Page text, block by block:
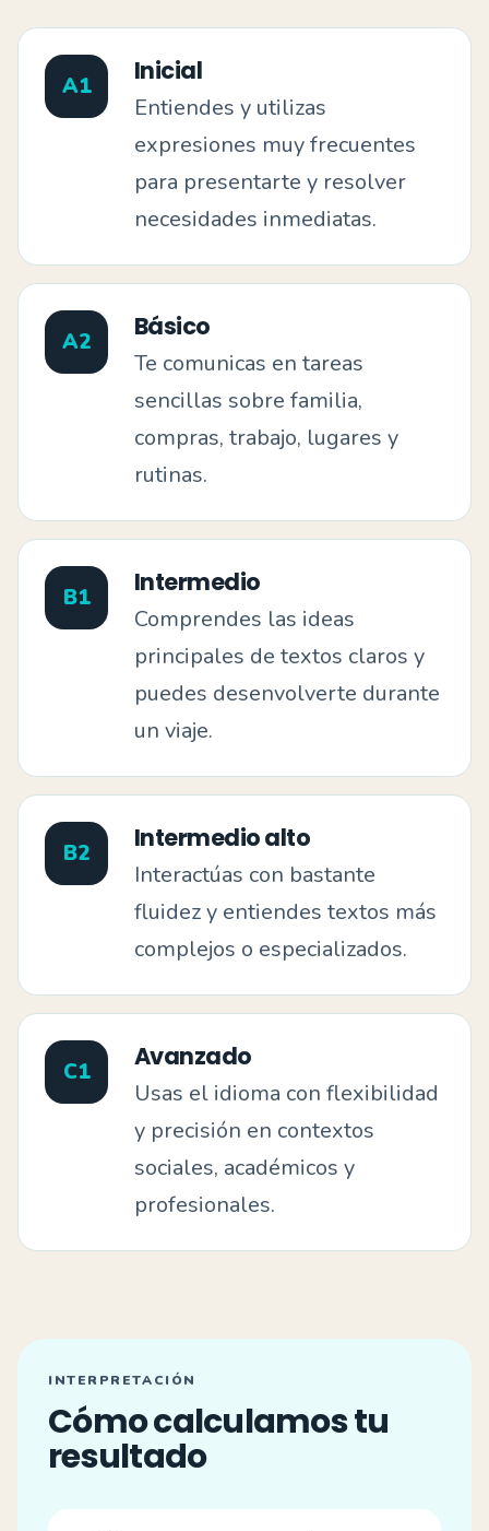
A1 Inicial
Entiendes y utilizas
expresiones muy frecuentes
para presentarte y resolver
necesidades inmediatas.
A2 Básico
Te comunicas en tareas
sencillas sobre familia,
compras, trabajo, lugares y
rutinas.
B1 Intermedio
Comprendes las ideas
principales de textos claros y
puedes desenvolverte durante
un viaje.
B2 Intermedio alto
Interactúas con bastante
fluidez y entiendes textos más
complejos o especializados.
C1 Avanzado
Usas el idioma con flexibilidad
y precisión en contextos
sociales, académicos y
profesionales.
INTERPRETACIÓN
Cómo calculamos tu
resultado